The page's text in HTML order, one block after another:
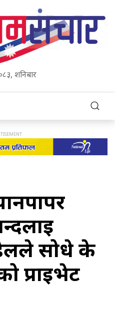
शनिबार
सोधे के
प्राइभेट